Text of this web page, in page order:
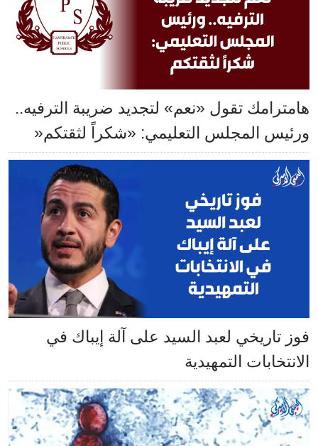
هامترامك تقول «نعم» لتجديد ضريبة الترفيه..
ورئيس المجلس التعليمي: «شكراً لثقتكم«
فوز تاريخي لعبد السيد على آلة إيباك في
الانتخابات التمهيدية